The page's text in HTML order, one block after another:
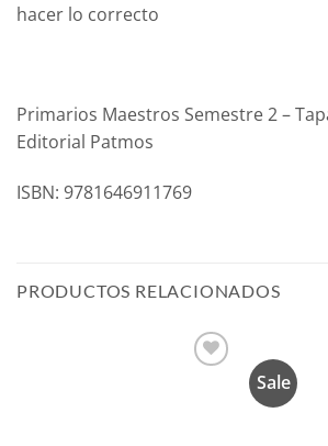
hacer lo correcto
Primarios Maestros Semestre 2 –
Editorial Patmos
ISBN: 9781646911769
PRODUCTOS RELACIONADOS
Sale